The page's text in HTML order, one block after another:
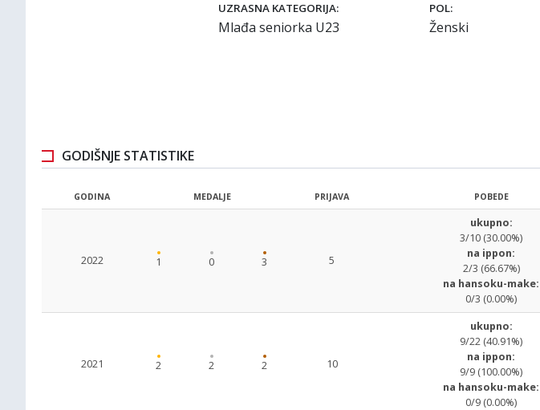
UZRASNA KATEGORIJA:
Mlađa seniorka U23
POL:
Ženski
GODIŠNJE STATISTIKE
GODINA MEDALJE PRIJAVA POBEDE
2022 1 0 3 5
ukupno:
3/10 (30.00%)
na ippon:
2/3 (66.67%)
na hansoku-make:
0/3 (0.00%)
2021 2 2 2 10
ukupno:
9/22 (40.91%)
na ippon:
9/9 (100.00%)
na hansoku-make:
0/9 (0.00%)